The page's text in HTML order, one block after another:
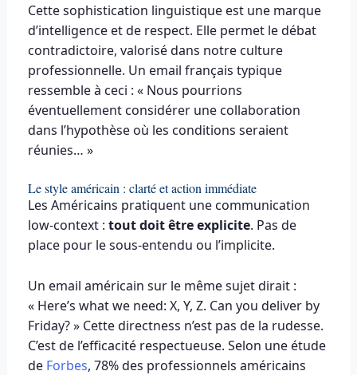
Cette sophistication linguistique est une marque
d’intelligence et de respect. Elle permet le débat
contradictoire, valorisé dans notre culture
professionnelle. Un email français typique
ressemble à ceci : « Nous pourrions
éventuellement considérer une collaboration
dans l’hypothèse où les conditions seraient
réunies… »
Le style américain : clarté et action immédiate
Les Américains pratiquent une communication
low-context : tout doit être explicite. Pas de
place pour le sous-entendu ou l’implicite.
Un email américain sur le même sujet dirait :
« Here’s what we need: X, Y, Z. Can you deliver by
Friday? » Cette directness n’est pas de la rudesse.
C’est de l’efficacité respectueuse. Selon une étude
de Forbes, 78% des professionnels américains